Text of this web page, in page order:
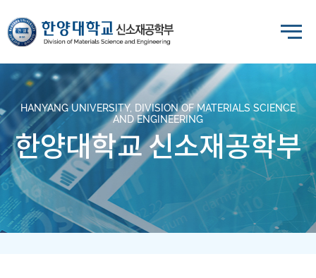
HANYANG UNIVERSITY, DIVISION OF MATERIALS SCIENCE
AND ENGINEERING
한양대학교 신소재공학부